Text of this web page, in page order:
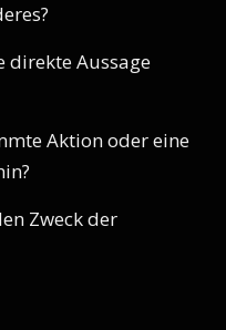
direkte Aussage
Aktion oder eine
Zweck der